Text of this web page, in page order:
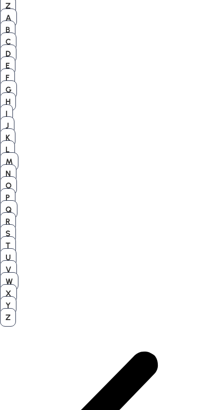
Z
A
B
C
D
E
F
G
H
I
J
K
L
M
N
O
P
Q
R
S
T
U
V
W
X
Y
Z